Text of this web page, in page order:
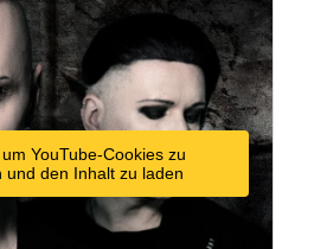
YouTube-Cookies zu
und den Inhalt zu laden